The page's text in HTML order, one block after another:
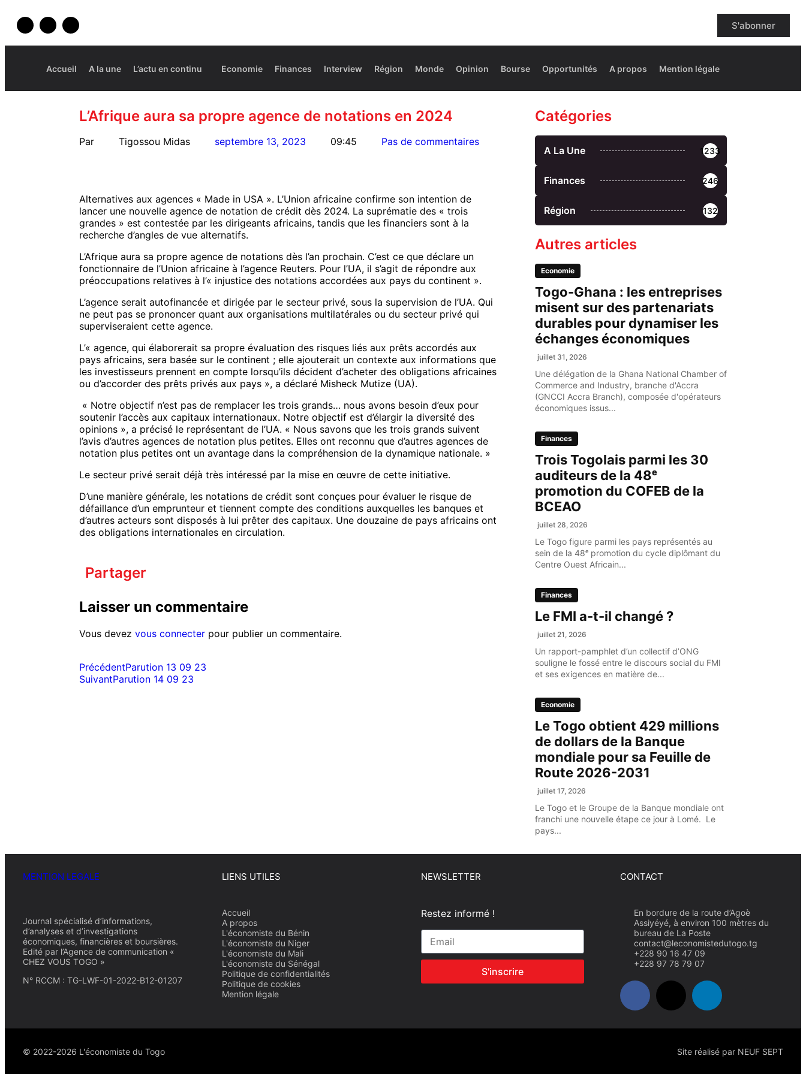
S'abonner
Accueil A la une L’actu en continu Economie Finances Interview Région Monde Opinion Bourse Opportunités A propos Mention légale
L’Afrique aura sa propre agence de notations en 2024
Par Tigossou Midas septembre 13, 2023 09:45 Pas de commentaires
Alternatives aux agences « Made in USA ». L’Union africaine confirme son intention de
lancer une nouvelle agence de notation de crédit dès 2024. La suprématie des « trois
grandes » est contestée par les dirigeants africains, tandis que les financiers sont à la
recherche d’angles de vue alternatifs.
L’Afrique aura sa propre agence de notations dès l’an prochain. C’est ce que déclare un
fonctionnaire de l’Union africaine à l’agence Reuters. Pour l’UA, il s’agit de répondre aux
préoccupations relatives à l’« injustice des notations accordées aux pays du continent ».
L’agence serait autofinancée et dirigée par le secteur privé, sous la supervision de l’UA. Qui
ne peut pas se prononcer quant aux organisations multilatérales ou du secteur privé qui
superviseraient cette agence.
L’« agence, qui élaborerait sa propre évaluation des risques liés aux prêts accordés aux
pays africains, sera basée sur le continent ; elle ajouterait un contexte aux informations que
les investisseurs prennent en compte lorsqu’ils décident d’acheter des obligations africaines
ou d’accorder des prêts privés aux pays », a déclaré Misheck Mutize (UA).
« Notre objectif n’est pas de remplacer les trois grands… nous avons besoin d’eux pour
soutenir l’accès aux capitaux internationaux. Notre objectif est d’élargir la diversité des
opinions », a précisé le représentant de l’UA. « Nous savons que les trois grands suivent
l’avis d’autres agences de notation plus petites. Elles ont reconnu que d’autres agences de
notation plus petites ont un avantage dans la compréhension de la dynamique nationale. »
Le secteur privé serait déjà très intéressé par la mise en œuvre de cette initiative.
D’une manière générale, les notations de crédit sont conçues pour évaluer le risque de
défaillance d’un emprunteur et tiennent compte des conditions auxquelles les banques et
d’autres acteurs sont disposés à lui prêter des capitaux. Une douzaine de pays africains ont
des obligations internationales en circulation.
Partager
Laisser un commentaire
Vous devez vous connecter pour publier un commentaire.
PrécédentParution 13 09 23
SuivantParution 14 09 23
Catégories
A La Une 1233
Finances 246
Région 132
Autres articles
Economie
Togo-Ghana : les entreprises
misent sur des partenariats
durables pour dynamiser les
échanges économiques
juillet 31, 2026
Une délégation de la Ghana National Chamber of
Commerce and Industry, branche d'Accra
(GNCCI Accra Branch), composée d'opérateurs
économiques issus...
Finances
Trois Togolais parmi les 30
auditeurs de la 48ᵉ
promotion du COFEB de la
BCEAO
juillet 28, 2026
Le Togo figure parmi les pays représentés au
sein de la 48ᵉ promotion du cycle diplômant du
Centre Ouest Africain...
Finances
Le FMI a-t-il changé ?
juillet 21, 2026
Un rapport-pamphlet d’un collectif d’ONG
souligne le fossé entre le discours social du FMI
et ses exigences en matière de...
Economie
Le Togo obtient 429 millions
de dollars de la Banque
mondiale pour sa Feuille de
Route 2026-2031
juillet 17, 2026
Le Togo et le Groupe de la Banque mondiale ont
franchi une nouvelle étape ce jour à Lomé. Le
pays...
MENTION LEGALE
Journal spécialisé d’informations,
d’analyses et d’investigations
économiques, financières et boursières.
Edité par l’Agence de communication «
CHEZ VOUS TOGO »
N° RCCM : TG-LWF-01-2022-B12-01207
LIENS UTILES
Accueil
A propos
L'économiste du Bénin
L'économiste du Niger
L'économiste du Mali
L'économiste du Sénégal
Politique de confidentialités
Politique de cookies
Mention légale
NEWSLETTER
Restez informé !
S'inscrire
CONTACT
En bordure de la route d’Agoè
Assiyéyé, à environ 100 mètres du
bureau de La Poste
contact@leconomistedutogo.tg
+228 90 16 47 09
+228 97 78 79 07
© 2022-2026 L'économiste du Togo Site réalisé par NEUF SEPT